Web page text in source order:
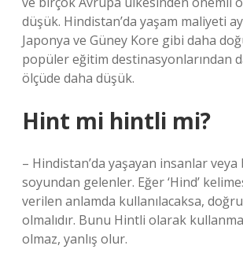
düşük. Hindistan’da yaşam maliyeti
Japonya ve Güney Kore gibi daha
popüler eğitim destinasyonlarından
ölçüde daha düşük.
Hint mi hintli mi?
– Hindistan’da yaşayan insanlar veya
soyundan gelenler. Eğer ‘Hind’
verilen anlamda kullanılacaksa, doğru
olmalıdır. Bunu Hintli olarak
olmaz, yanlış olur.